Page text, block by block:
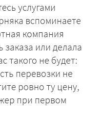
услугами
вспоминаете
компания
заказа или делала
такого не будет:
перевозки не
ровно ту цену,
при первом